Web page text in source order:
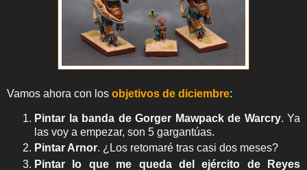
Vamos ahora con los objetivos de diciembre:
Pintar la banda de Gorger Mawpack de Warcry. Ya
las voy a empezar, son 5 gargantúas.
Pintar Arnor. ¿Los retomaré tras casi dos meses?
Pintar lo que me queda del ejército de Reyes